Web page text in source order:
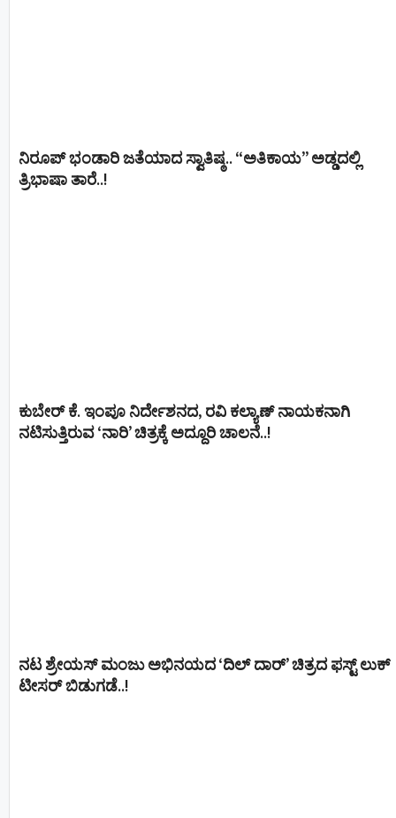
ನಿರೂಪ್ ಭಂಡಾರಿ ಜತೆಯಾದ ಸ್ವಾತಿಷ್ಠ.. “ಅತಿಕಾಯ” ಅಡ್ಡದಲ್ಲಿ
ತ್ರಿಭಾಷಾ ತಾರೆ..!
ಕುಬೇರ್ ಕೆ. ಇಂಪೂ ನಿರ್ದೇಶನದ, ರವಿ ಕಲ್ಯಾಣ್‍ ನಾಯಕನಾಗಿ
ನಟಿಸುತ್ತಿರುವ ‘ನಾರಿ’ ಚಿತ್ರಕ್ಕೆ ಅದ್ದೂರಿ ಚಾಲನೆ..!
ನಟ ಶ್ರೇಯಸ್ ಮಂಜು ಅಭಿನಯದ ‘ದಿಲ್ ದಾರ್’ ಚಿತ್ರದ ಫಸ್ಟ್ ಲುಕ್
ಟೀಸರ್ ಬಿಡುಗಡೆ..!